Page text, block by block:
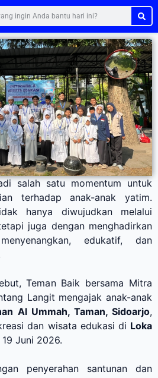
salah satu momentum untuk
terhadap anak-anak yatim.
hanya diwujudkan melalui
juga dengan menghadirkan
edukatif, dan
Teman Baik bersama Mitra
Langit mengajak anak-anak
Al Ummah, Taman, Sidoarjo,
dan wisata edukasi di Loka
Juni 2026.
penyerahan santunan dan